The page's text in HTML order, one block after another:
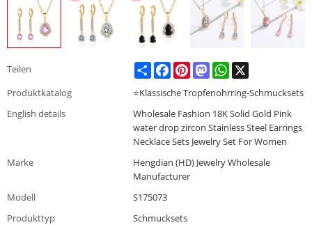
Teilen ShareFacebookPinterestMastodonWhatsApp
Produktkatalog
⭐Klassische Tropfenohrring-Schmucksets
English details
Wholesale Fashion 18K Solid Gold Pink
water drop zircon Stainless Steel Earrings
Necklace Sets Jewelry Set For Women
Marke
Hengdian (HD) Jewelry Wholesale
Manufacturer
Modell
S175073
Produkttyp
Schmucksets